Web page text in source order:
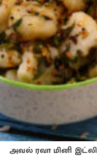
அவல் ரவா மினி இட்லி